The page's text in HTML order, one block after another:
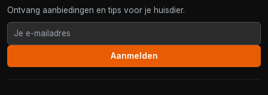
Ontvang aanbiedingen en tips voor je huisdier.
Aanmelden